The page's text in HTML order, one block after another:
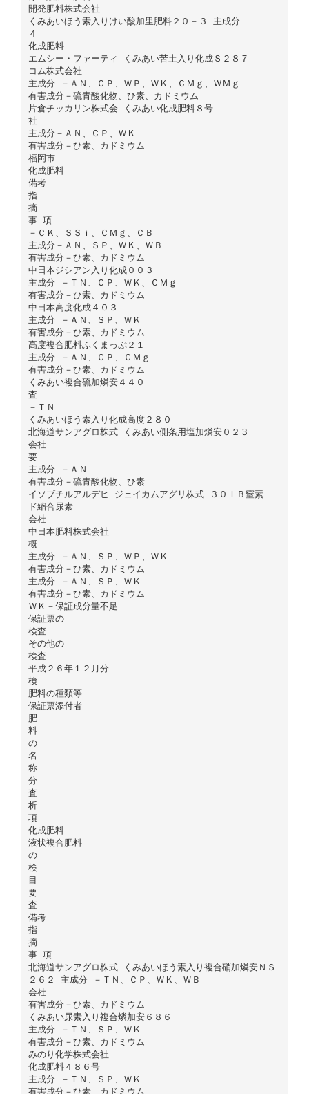
開発肥料株式会社
くみあいほう素入りけい酸加里肥料２０－３ 主成分
４
化成肥料
エムシー・ファーティ くみあい苦土入り化成Ｓ２８７
コム株式会社
主成分 －ＡＮ、ＣＰ、ＷＰ、ＷＫ、ＣＭｇ、ＷＭｇ
有害成分－硫青酸化物、ひ素、カドミウム
片倉チッカリン株式会 くみあい化成肥料８号
社
主成分－ＡＮ、ＣＰ、ＷＫ
有害成分－ひ素、カドミウム
福岡市
化成肥料
備考
指
摘
事 項
－ＣＫ、ＳＳｉ、ＣＭｇ、ＣＢ
主成分－ＡＮ、ＳＰ、ＷＫ、ＷＢ
有害成分－ひ素、カドミウム
中日本ジシアン入り化成００３
主成分 －ＴＮ、ＣＰ、ＷＫ、ＣＭｇ
有害成分－ひ素、カドミウム
中日本高度化成４０３
主成分 －ＡＮ、ＳＰ、ＷＫ
有害成分－ひ素、カドミウム
高度複合肥料ふくまっぷ２１
主成分 －ＡＮ、ＣＰ、ＣＭｇ
有害成分－ひ素、カドミウム
くみあい複合硫加燐安４４０
査
－ＴＮ
くみあいほう素入り化成高度２８０
北海道サンアグロ株式 くみあい側条用塩加燐安０２３
会社
要
主成分 －ＡＮ
有害成分－硫青酸化物、ひ素
イソブチルアルデヒ ジェイカムアグリ株式 ３０ＩＢ窒素
ド縮合尿素
会社
中日本肥料株式会社
概
主成分 －ＡＮ、ＳＰ、ＷＰ、ＷＫ
有害成分－ひ素、カドミウム
主成分 －ＡＮ、ＳＰ、ＷＫ
有害成分－ひ素、カドミウム
ＷＫ－保証成分量不足
保証票の
検査
その他の
検査
平成２６年１２月分
検
肥料の種類等
保証票添付者
肥
料
の
名
称
分
査
析
項
化成肥料
液状複合肥料
の
検
目
要
査
備考
指
摘
事 項
北海道サンアグロ株式 くみあいほう素入り複合硝加燐安ＮＳ
２６２ 主成分 －ＴＮ、ＣＰ、ＷＫ、ＷＢ
会社
有害成分－ひ素、カドミウム
くみあい尿素入り複合燐加安６８６
主成分 －ＴＮ、ＳＰ、ＷＫ
有害成分－ひ素、カドミウム
みのり化学株式会社
化成肥料４８６号
主成分 －ＴＮ、ＳＰ、ＷＫ
有害成分－ひ素、カドミウム